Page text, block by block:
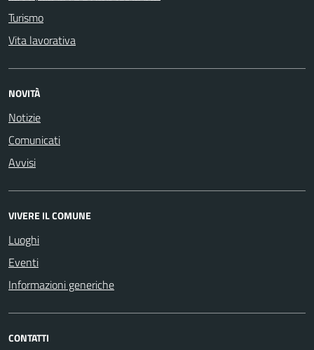
Turismo
Vita lavorativa
NOVITÀ
Notizie
Comunicati
Avvisi
VIVERE IL COMUNE
Luoghi
Eventi
Informazioni generiche
CONTATTI